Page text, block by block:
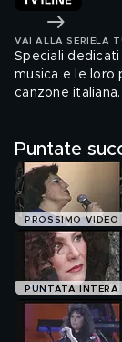
VAI ALLA SERIE LA
Speciali
musica e le loro
canzone italiana.
Puntate
PROSSIMO VIDEO
PUNTATA INTERA